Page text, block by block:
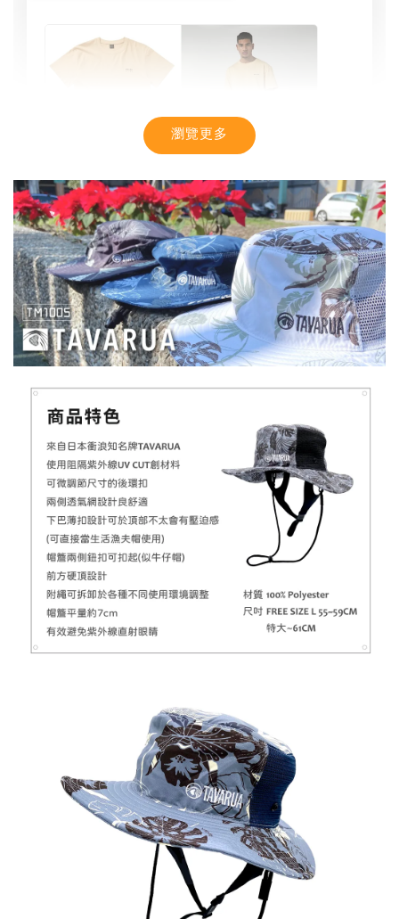
【MYSTIC】潮流T恤 舒適涼感 土耳其棉
加入購物車
瀏覽更多